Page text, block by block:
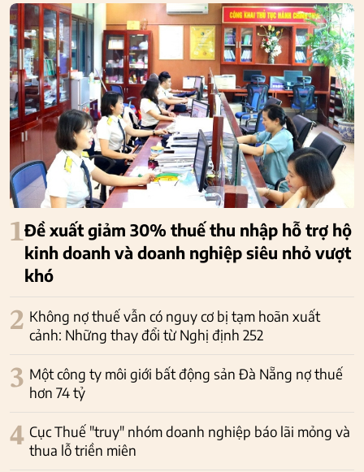
1Đề xuất giảm 30% thuế thu nhập hỗ trợ hộ
kinh doanh và doanh nghiệp siêu nhỏ vượt
khó
2 Không nợ thuế vẫn có nguy cơ bị tạm hoãn xuất
cảnh: Những thay đổi từ Nghị định 252
3 Một công ty môi giới bất động sản Đà Nẵng nợ thuế
hơn 74 tỷ
4 Cục Thuế "truy" nhóm doanh nghiệp báo lãi mỏng và
thua lỗ triền miên